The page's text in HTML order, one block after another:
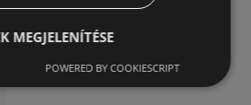
COOP Szolnok újság érvényes
sége - 2026.07.26-ig
Lejárat dátuma: 2026.07.26
MEGJELENÍTÉSE
POWERED BY COOKIESCRIPT